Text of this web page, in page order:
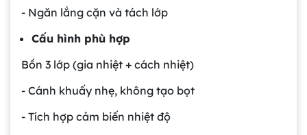
- Ngăn lắng cặn và tách lớp
Cấu hình phù hợp
Bồn 3 lớp (gia nhiệt + cách nhiệt)
- Cánh khuấy nhẹ, không tạo bọt
- Tích hợp cảm biến nhiệt độ